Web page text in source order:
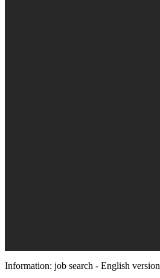
Information: job search - English version